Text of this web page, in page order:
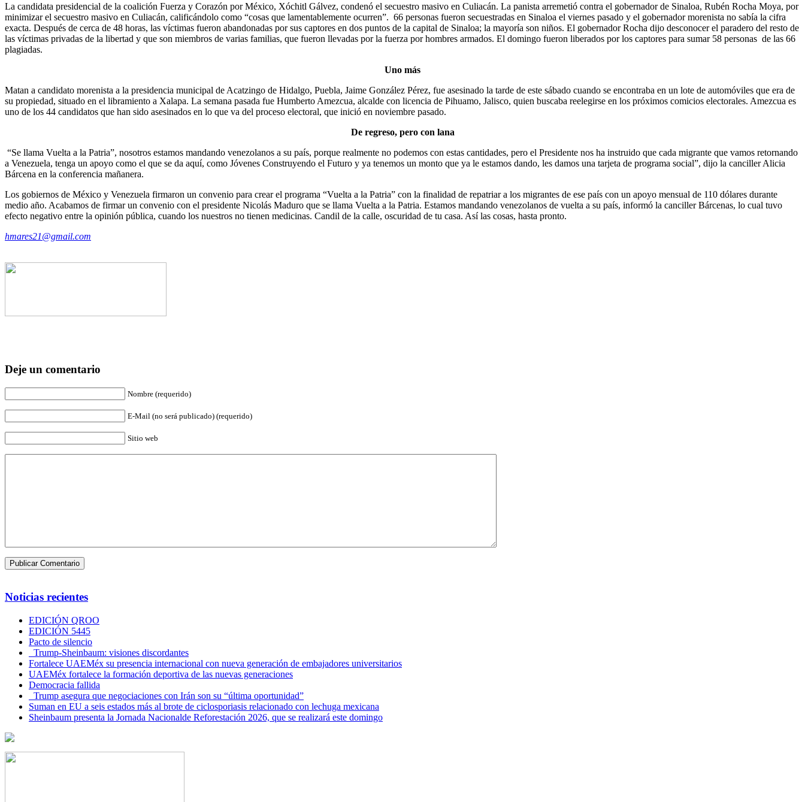
La candidata presidencial de la coalición Fuerza y Corazón por México, Xóchitl Gálvez, condenó el secuestro masivo en Culiacán. La panista arremetió contra el gobernador de Sinaloa, Rubén Rocha Moya, por
minimizar el secuestro masivo en Culiacán, calificándolo como “cosas que lamentablemente ocurren”. 66 personas fueron secuestradas en Sinaloa el viernes pasado y el gobernador morenista no sabía la cifra
exacta. Después de cerca de 48 horas, las víctimas fueron abandonadas por sus captores en dos puntos de la capital de Sinaloa; la mayoría son niños. El gobernador Rocha dijo desconocer el paradero del resto de
las víctimas privadas de la libertad y que son miembros de varias familias, que fueron llevadas por la fuerza por hombres armados. El domingo fueron liberados por los captores para sumar 58 personas de las 66
plagiadas.
Uno más
Matan a candidato morenista a la presidencia municipal de Acatzingo de Hidalgo, Puebla, Jaime González Pérez, fue asesinado la tarde de este sábado cuando se encontraba en un lote de automóviles que era de
su propiedad, situado en el libramiento a Xalapa. La semana pasada fue Humberto Amezcua, alcalde con licencia de Pihuamo, Jalisco, quien buscaba reelegirse en los próximos comicios electorales. Amezcua es
uno de los 44 candidatos que han sido asesinados en lo que va del proceso electoral, que inició en noviembre pasado.
De regreso, pero con lana
“Se llama Vuelta a la Patria”, nosotros estamos mandando venezolanos a su país, porque realmente no podemos con estas cantidades, pero el Presidente nos ha instruido que cada migrante que vamos retornando
a Venezuela, tenga un apoyo como el que se da aquí, como Jóvenes Construyendo el Futuro y ya tenemos un monto que ya le estamos dando, les damos una tarjeta de programa social”, dijo la canciller Alicia
Bárcena en la conferencia mañanera.
Los gobiernos de México y Venezuela firmaron un convenio para crear el programa “Vuelta a la Patria” con la finalidad de repatriar a los migrantes de ese país con un apoyo mensual de 110 dólares durante
medio año. Acabamos de firmar un convenio con el presidente Nicolás Maduro que se llama Vuelta a la Patria. Estamos mandando venezolanos de vuelta a su país, informó la canciller Bárcenas, lo cual tuvo
efecto negativo entre la opinión pública, cuando los nuestros no tienen medicinas. Candil de la calle, oscuridad de tu casa. Así las cosas, hasta pronto.
hmares21@gmail.com
Deje un comentario
Nombre (requerido)
E-Mail (no será publicado) (requerido)
Sitio web
Noticias recientes
EDICIÓN QROO
EDICIÓN 5445
Pacto de silencio
Trump-Sheinbaum: visiones discordantes
Fortalece UAEMéx su presencia internacional con nueva generación de embajadores universitarios
UAEMéx fortalece la formación deportiva de las nuevas generaciones
Democracia fallida
Trump asegura que negociaciones con Irán son su “última oportunidad”
Suman en EU a seis estados más al brote de ciclosporiasis relacionado con lechuga mexicana
Sheinbaum presenta la Jornada Nacionalde Reforestación 2026, que se realizará este domingo